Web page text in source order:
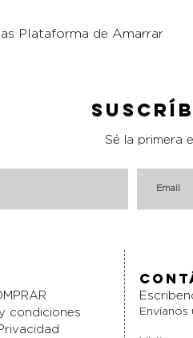
Plataforma de Amarrar
Sé la primera
condiciones